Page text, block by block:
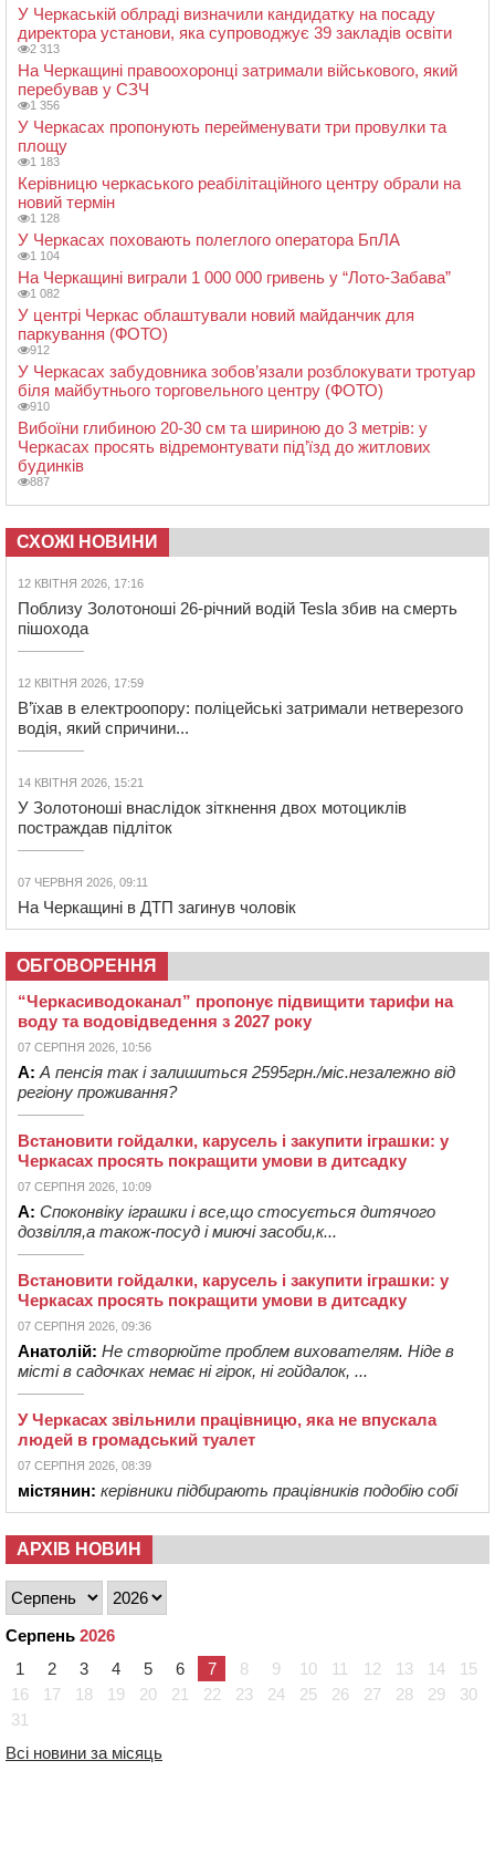
У Черкаській облраді визначили кандидатку на посаду
директора установи, яка супроводжує 39 закладів освіти
2 313
На Черкащині правоохоронці затримали військового, який
перебував у СЗЧ
1 356
У Черкасах пропонують перейменувати три провулки та
площу
1 183
Керівницю черкаського реабілітаційного центру обрали на
новий термін
1 128
У Черкасах поховають полеглого оператора БпЛА
1 104
На Черкащині виграли 1 000 000 гривень у “Лото-Забава”
1 082
У центрі Черкас облаштували новий майданчик для
паркування (ФОТО)
912
У Черкасах забудовника зобов’язали розблокувати тротуар
біля майбутнього торговельного центру (ФОТО)
910
Вибоїни глибиною 20-30 см та шириною до 3 метрів: у
Черкасах просять відремонтувати під’їзд до житлових
будинків
887
СХОЖІ НОВИНИ
12 КВІТНЯ 2026, 17:16
Поблизу Золотоноші 26-річний водій Tesla збив на смерть
пішохода
12 КВІТНЯ 2026, 17:59
В’їхав в електроопору: поліцейські затримали нетверезого
водія, який спричини...
14 КВІТНЯ 2026, 15:21
У Золотоноші внаслідок зіткнення двох мотоциклів
постраждав підліток
07 ЧЕРВНЯ 2026, 09:11
На Черкащині в ДТП загинув чоловік
ОБГОВОРЕННЯ
“Черкасиводоканал” пропонує підвищити тарифи на
воду та водовідведення з 2027 року
07 СЕРПНЯ 2026, 10:56
А: А пенсія так і залишиться 2595грн./міс.незалежно від
регіону проживання?
Встановити гойдалки, карусель і закупити іграшки: у
Черкасах просять покращити умови в дитсадку
07 СЕРПНЯ 2026, 10:09
А: Споконвіку іграшки і все,що стосується дитячого
дозвілля,а також-посуд і миючі засоби,к...
Встановити гойдалки, карусель і закупити іграшки: у
Черкасах просять покращити умови в дитсадку
07 СЕРПНЯ 2026, 09:36
Анатолій: Не створюйте проблем вихователям. Ніде в
місті в садочках немає ні гірок, ні гойдалок, ...
У Черкасах звільнили працівницю, яка не впускала
людей в громадський туалет
07 СЕРПНЯ 2026, 08:39
містянин: керівники підбирають працівників подобію собі
АРХІВ НОВИН
Серпень 2026
1
2 3 4 5 6 7 8 9 10 11 12 13 14
15
16
17 18 19 20 21 22 23 24 25 26 27 28 29
30
31
Всі новини за місяць